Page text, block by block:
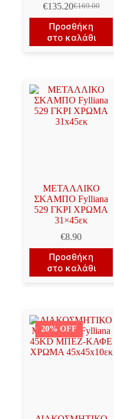
€169.00
Original
price
was:
€169.00.
€135.20Η
τρέχουσα
τιμή
είναι:
Προσθήκη
στο καλάθι
ΜΕΤΑΛΛΙΚΟ
ΣΚΑΜΠΟ Fylliana
529 ΓΚΡΙ ΧΡΩΜΑ
31×45εκ
€8.90
Προσθήκη
στο καλάθι
20% OFF